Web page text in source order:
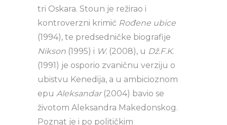
tri Oskara. Stoun je režirao i
kontroverzni krimić Rođene ubice
(1994), te predsedničke biografije
Nikson (1995) i W. (2008), u Dž.F.K.
(1991) je osporio zvaničnu verziju o
ubistvu Kenedija, a u ambicioznom
epu Aleksandar(2004) bavio se
životom Aleksandra Makedonskog.
Poznat je i po političkim